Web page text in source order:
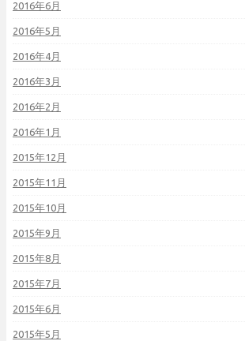
2016年6月
2016年5月
2016年4月
2016年3月
2016年2月
2016年1月
2015年12月
2015年11月
2015年10月
2015年9月
2015年8月
2015年7月
2015年6月
2015年5月